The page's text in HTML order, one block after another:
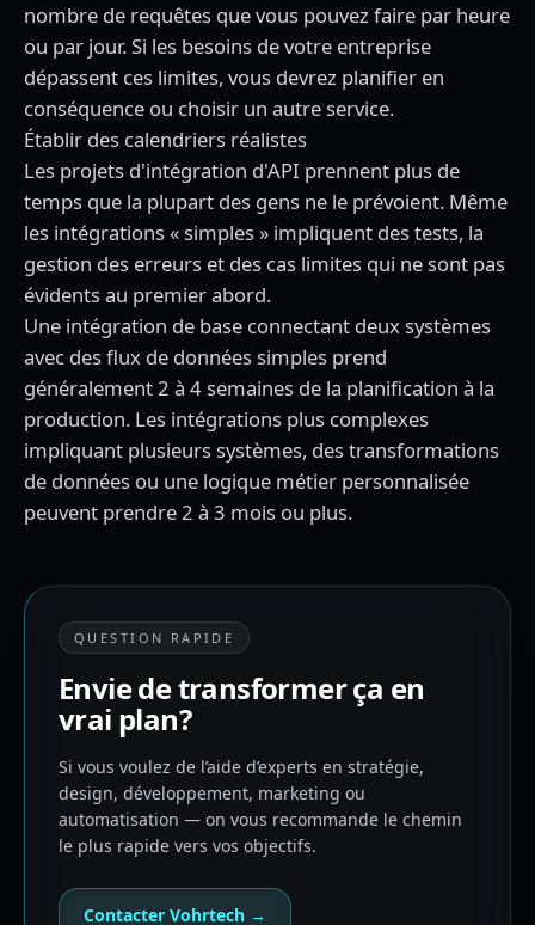
nombre de requêtes que vous pouvez faire par heure
ou par jour. Si les besoins de votre entreprise
dépassent ces limites, vous devrez planifier en
conséquence ou choisir un autre service.
Établir des calendriers réalistes
Les projets d'intégration d'API prennent plus de
temps que la plupart des gens ne le prévoient. Même
les intégrations « simples » impliquent des tests, la
gestion des erreurs et des cas limites qui ne sont pas
évidents au premier abord.
Une intégration de base connectant deux systèmes
avec des flux de données simples prend
généralement 2 à 4 semaines de la planification à la
production. Les intégrations plus complexes
impliquant plusieurs systèmes, des transformations
de données ou une logique métier personnalisée
peuvent prendre 2 à 3 mois ou plus.
QUESTION RAPIDE
Envie de transformer ça en
vrai plan?
Si vous voulez de l’aide d’experts en stratégie,
design, développement, marketing ou
automatisation — on vous recommande le chemin
le plus rapide vers vos objectifs.
Contacter Vohrtech →